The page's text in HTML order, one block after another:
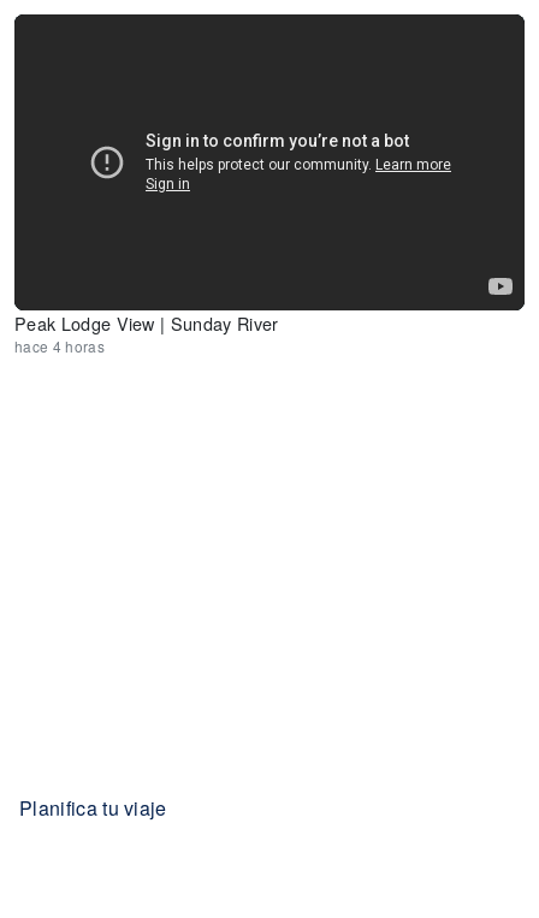
Peak Lodge View | Sunday River
hace 4 horas
Planifica tu viaje